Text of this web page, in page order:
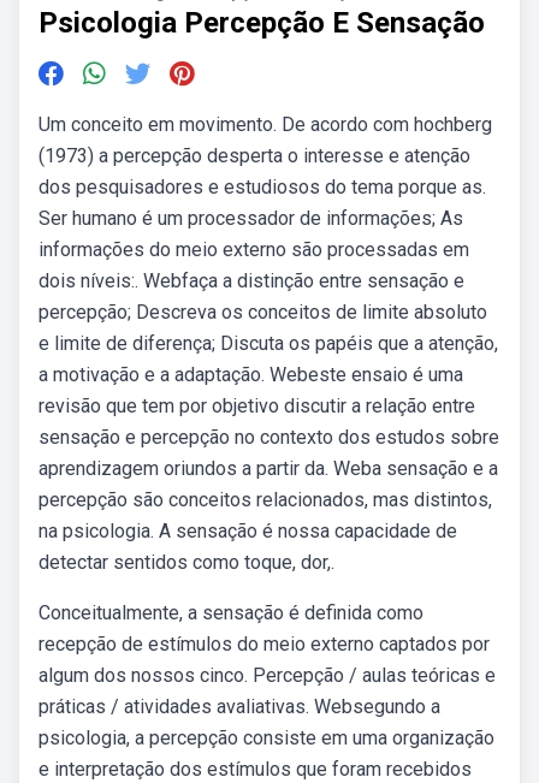
Psicologia Percepção E Sensação
Um conceito em movimento. De acordo com hochberg
(1973) a percepção desperta o interesse e atenção
dos pesquisadores e estudiosos do tema porque as.
Ser humano é um processador de informações; As
informações do meio externo são processadas em
dois níveis:. Webfaça a distinção entre sensação e
percepção; Descreva os conceitos de limite absoluto
e limite de diferença; Discuta os papéis que a atenção,
a motivação e a adaptação. Webeste ensaio é uma
revisão que tem por objetivo discutir a relação entre
sensação e percepção no contexto dos estudos sobre
aprendizagem oriundos a partir da. Weba sensação e a
percepção são conceitos relacionados, mas distintos,
na psicologia. A sensação é nossa capacidade de
detectar sentidos como toque, dor,.
Conceitualmente, a sensação é definida como
recepção de estímulos do meio externo captados por
algum dos nossos cinco. Percepção / aulas teóricas e
práticas / atividades avaliativas. Websegundo a
psicologia, a percepção consiste em uma organização
e interpretação dos estímulos que foram recebidos